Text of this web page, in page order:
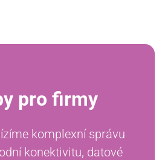
pro firmy
komplexní správu
konektivitu, datové